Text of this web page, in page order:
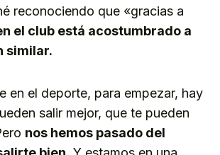
reconociendo que «gracias a
el club está acostumbrado a
similar.
en el deporte, para empezar, hay
salir mejor, que te pueden
nos hemos pasado del